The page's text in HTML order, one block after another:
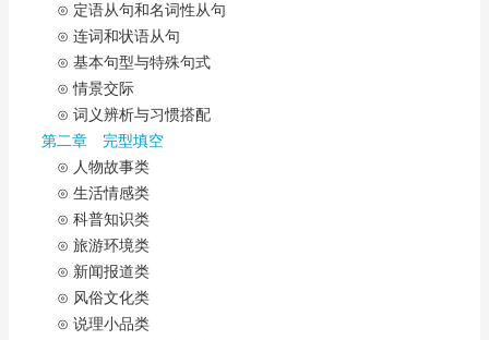
⊙ 定语从句和名词性从句
⊙ 连词和状语从句
⊙ 基本句型与特殊句式
⊙ 情景交际
⊙ 词义辨析与习惯搭配
第二章 完型填空
⊙ 人物故事类
⊙ 生活情感类
⊙ 科普知识类
⊙ 旅游环境类
⊙ 新闻报道类
⊙ 风俗文化类
⊙ 说理小品类